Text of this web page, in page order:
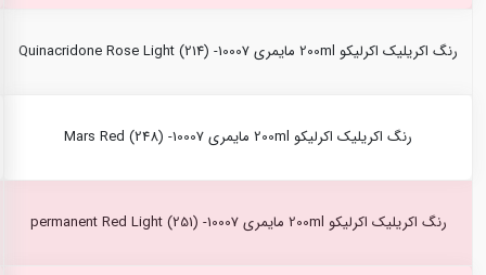
رنگ اکریلیک اکرلیکو 200ml مایمری Quinacridone Rose Light (214) -10007
رنگ اکریلیک اکرلیکو 200ml مایمری Mars Red (248) -10007
رنگ اکریلیک اکرلیکو 200ml مایمری permanent Red Light (251) -10007